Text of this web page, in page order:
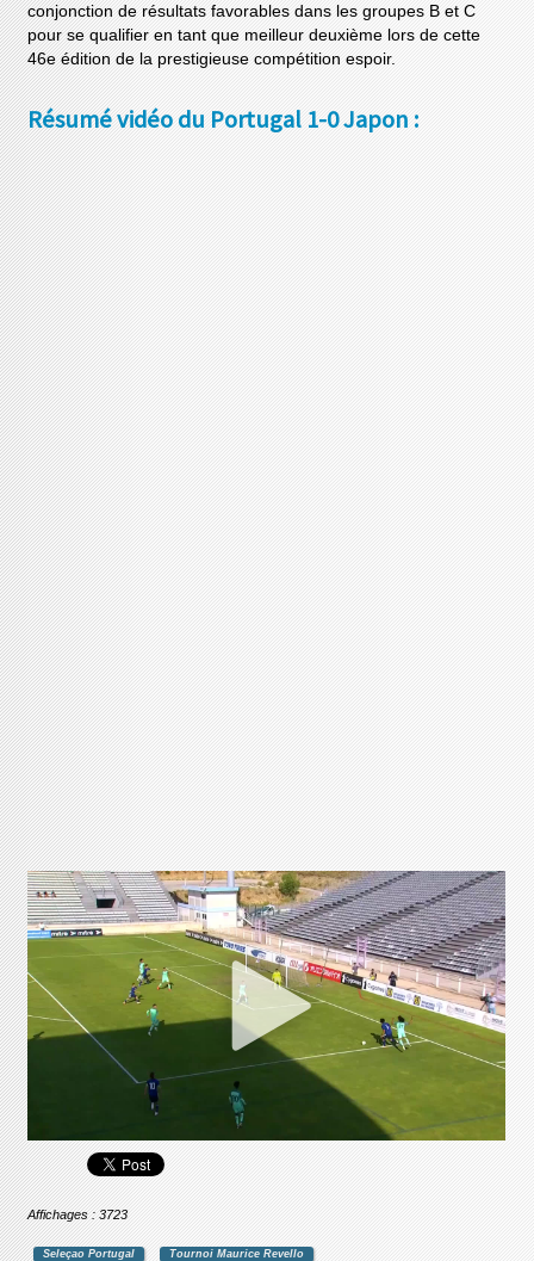
conjonction de résultats favorables dans les groupes B et C
pour se qualifier en tant que meilleur deuxième lors de cette
46e édition de la prestigieuse compétition espoir.
Résumé vidéo du Portugal 1-0 Japon :
Affichages : 3723
Seleçao Portugal Tournoi Maurice Revello